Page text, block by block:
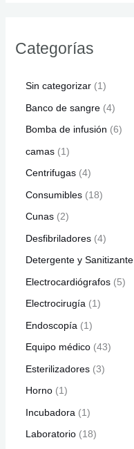
Categorías
Sin categorizar 1
Banco de sangre 4
Bomba de infusión 6
camas 1
Centrifugas 4
Consumibles 18
Cunas 2
Desfibriladores 4
Detergente y Sanitizante
Electrocardiógrafos 5
Electrocirugía 1
Endoscopía 1
Equipo médico 43
Esterilizadores 3
Horno 1
Incubadora 1
Laboratorio 18